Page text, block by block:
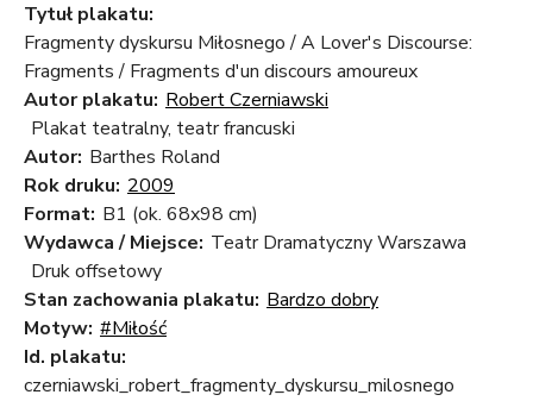
Tytuł plakatu:
Fragmenty dyskursu Miłosnego / A Lover's Discourse:
Fragments / Fragments d'un discours amoureux
Autor plakatu: Robert Czerniawski
Plakat teatralny, teatr francuski
Autor: Barthes Roland
Rok druku: 2009
Format: B1 (ok. 68x98 cm)
Wydawca / Miejsce: Teatr Dramatyczny Warszawa
Druk offsetowy
Stan zachowania plakatu: Bardzo dobry
Motyw: #Miłość
Id. plakatu:
czerniawski_robert_fragmenty_dyskursu_milosnego